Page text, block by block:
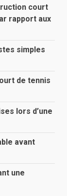
court
rapport aux
simples
de tennis
lors d’une
avant
une